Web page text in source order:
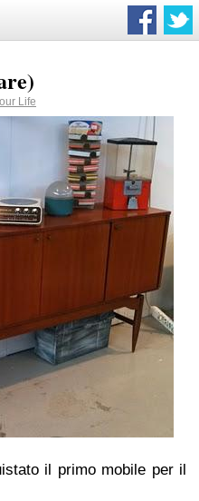
Life
il primo mobile per il